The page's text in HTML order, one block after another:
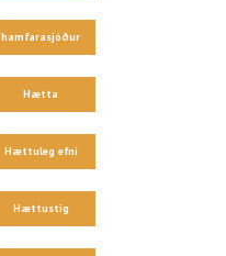
hamfarasjóður
Hætta
Hættuleg efni
Hættustig